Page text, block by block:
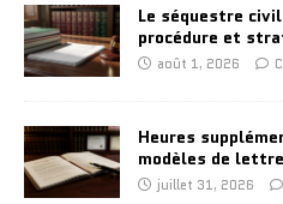
Le séquestre
procédure et
août 1, 2026
Heures
modèles de
juillet 31, 2026